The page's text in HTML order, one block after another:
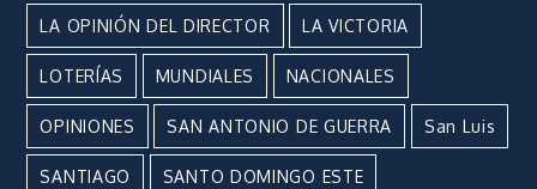
LA OPINIÓN DEL DIRECTOR LA VICTORIA
LOTERÍAS MUNDIALES NACIONALES
OPINIONES SAN ANTONIO DE GUERRA San Luis
SANTIAGO SANTO DOMINGO ESTE